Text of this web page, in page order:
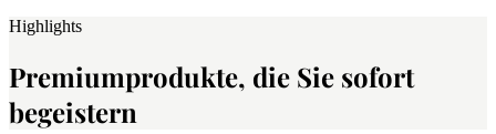
Highlights
Premiumprodukte, die Sie sofort
begeistern